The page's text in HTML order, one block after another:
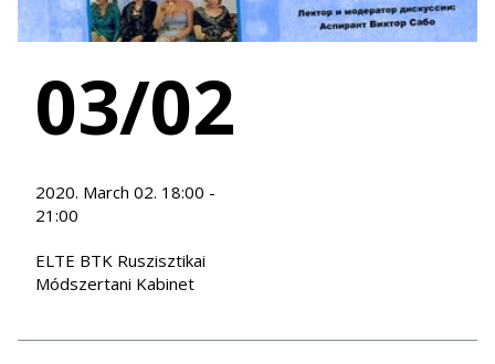
03/02
2020. March 02. 18:00 -
21:00
ELTE BTK Ruszisztikai
Módszertani Kabinet